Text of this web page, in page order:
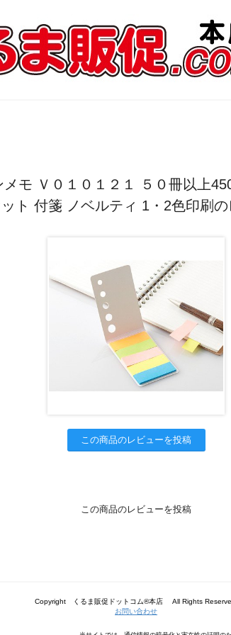
メモ Ｖ０１０１２１ ５０冊以上
ト 付箋 ノベルティ 1・2色印刷
この商品のレビューを投稿
この商品のレビューを投稿
Copyright くるま販促ドットコム®本店 All Rights
お問い合わせ